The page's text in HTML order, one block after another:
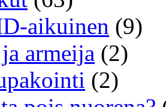
aikuinen (9)
armeija (2)
(2)